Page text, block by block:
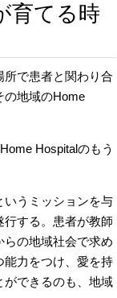
育てる時
で患者と関わり合
の地域のHome
Hospitalのもう
いうミッションを与
行する。患者が教師
の地域社会で求め
能力をつけ、愛を持
ができるのも、地域